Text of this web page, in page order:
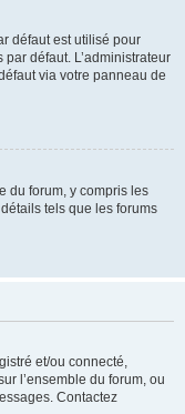
défaut est utilisé pour
défaut. L’administrateur
via votre panneau de
du forum, y compris les
tels que les forums
et/ou connecté,
l’ensemble du forum, ou
Contactez